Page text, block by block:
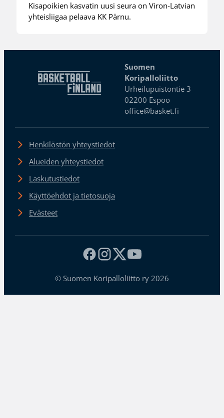
Kisapoikien kasvatin uusi seura on Viron-Latvian
yhteisliigaa pelaava KK Pärnu.
Suomen
Koripalloliitto
Urheilupuistontie 3
02200 Espoo
office@basket.fi
Henkilöstön yhteystiedot
Alueiden yhteystiedot
Laskutustiedot
Käyttöehdot ja tietosuoja
Evästeet
© Suomen Koripalloliitto ry 2026